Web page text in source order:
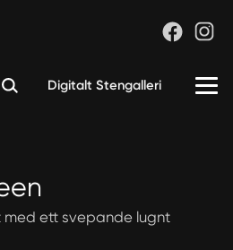
Digitalt Stengalleri
med ett svepande lugnt